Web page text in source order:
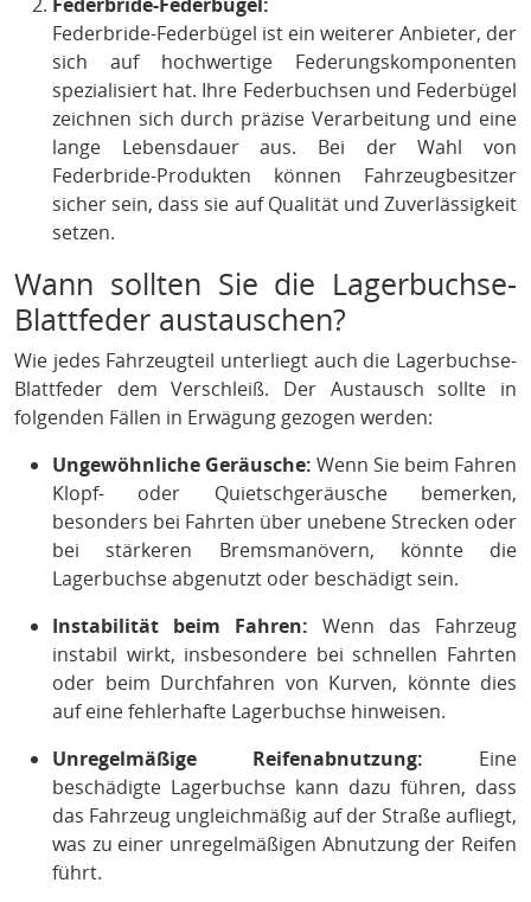
Federbride-Federbügel ist ein weiterer Anbieter, der
sich auf hochwertige Federungskomponenten
spezialisiert hat. Ihre Federbuchsen und Federbügel
zeichnen sich durch präzise Verarbeitung und eine
lange Lebensdauer aus. Bei der Wahl von
Federbride-Produkten können Fahrzeugbesitzer
sicher sein, dass sie auf Qualität und Zuverlässigkeit
setzen.
Wann sollten Sie die Lagerbuchse-
Blattfeder austauschen?
Wie jedes Fahrzeugteil unterliegt auch die Lagerbuchse-
Blattfeder dem Verschleiß. Der Austausch sollte in
folgenden Fällen in Erwägung gezogen werden:
Ungewöhnliche Geräusche: Wenn Sie beim Fahren
Klopf- oder Quietschgeräusche bemerken,
besonders bei Fahrten über unebene Strecken oder
bei stärkeren Bremsmanövern, könnte die
Lagerbuchse abgenutzt oder beschädigt sein.
Instabilität beim Fahren: Wenn das Fahrzeug
instabil wirkt, insbesondere bei schnellen Fahrten
oder beim Durchfahren von Kurven, könnte dies
auf eine fehlerhafte Lagerbuchse hinweisen.
Unregelmäßige Reifenabnutzung: Eine
beschädigte Lagerbuchse kann dazu führen, dass
das Fahrzeug ungleichmäßig auf der Straße aufliegt,
was zu einer unregelmäßigen Abnutzung der Reifen
führt.